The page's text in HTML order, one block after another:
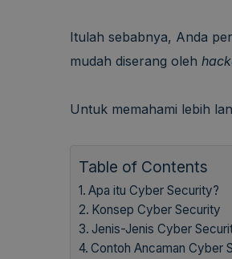
Itulah sebabnya, Anda
mudah diserang oleh
Untuk memahami lebih
Table of Contents
Apa itu Cyber Security?
Konsep Cyber Security
Jenis-Jenis Cyber
Contoh Ancaman Cyber